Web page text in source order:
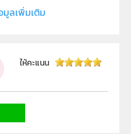
เสนี) ๒
กชายณัฎฐกร เลิศธนา
ม.4, ม.5, ม.6
ลเพิ่มเติม
ให้คะแนน